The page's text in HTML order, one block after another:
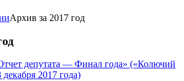
Архив за 2017 год
депутата — Финал года» («Колючий
2017 года)